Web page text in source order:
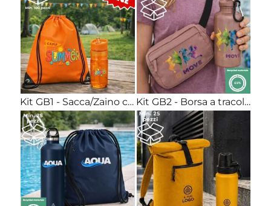
Kit GB1 - Sacca/Zaino con Lacci+Borraccia 650ml Pet riciclabile Stampa full color inclusa Kit GB2 - Borsa a tracolla tessuto GRS + Borraccia 400ml plastica riciclata RCS Stampa full color inclusa